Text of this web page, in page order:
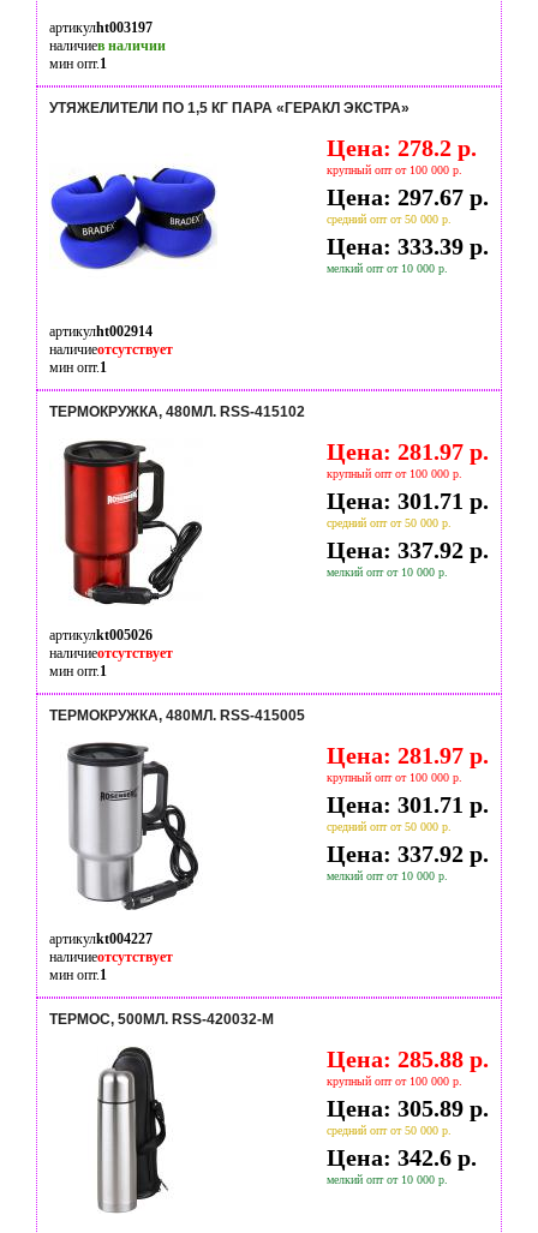
артикулht003197
наличиев наличии
мин опт.1
УТЯЖЕЛИТЕЛИ ПО 1,5 КГ ПАРА «ГЕРАКЛ ЭКСТРА»
Цена: 278.2 р.
крупный опт от 100 000 р.
Цена: 297.67 р.
средний опт от 50 000 р.
Цена: 333.39 р.
мелкий опт от 10 000 р.
артикулht002914
наличиеотсутствует
мин опт.1
ТЕРМОКРУЖКА, 480МЛ. RSS-415102
Цена: 281.97 р.
крупный опт от 100 000 р.
Цена: 301.71 р.
средний опт от 50 000 р.
Цена: 337.92 р.
мелкий опт от 10 000 р.
артикулkt005026
наличиеотсутствует
мин опт.1
ТЕРМОКРУЖКА, 480МЛ. RSS-415005
Цена: 281.97 р.
крупный опт от 100 000 р.
Цена: 301.71 р.
средний опт от 50 000 р.
Цена: 337.92 р.
мелкий опт от 10 000 р.
артикулkt004227
наличиеотсутствует
мин опт.1
ТЕРМОС, 500МЛ. RSS-420032-M
Цена: 285.88 р.
крупный опт от 100 000 р.
Цена: 305.89 р.
средний опт от 50 000 р.
Цена: 342.6 р.
мелкий опт от 10 000 р.